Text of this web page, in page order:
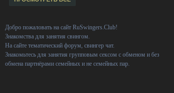
Добро пожаловать на сайт RuSwingers.Club!
Знакомства для занятия свингом.
На сайте тематический форум, свингер чат.
Знакомьтесь для занятия групповым сексом с обменом и без
обмена партнёрами семейных и не семейных пар.